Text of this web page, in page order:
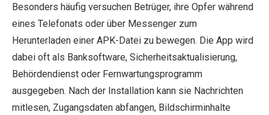
Besonders häufig versuchen Betrüger, ihre Opfer während
eines Telefonats oder über Messenger zum
Herunterladen einer APK-Datei zu bewegen. Die App wird
dabei oft als Banksoftware, Sicherheitsaktualisierung,
Behördendienst oder Fernwartungsprogramm
ausgegeben. Nach der Installation kann sie Nachrichten
mitlesen, Zugangsdaten abfangen, Bildschirminhalte